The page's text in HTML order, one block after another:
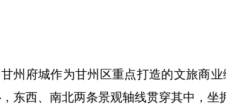
甘州府城作为甘州区重点打造的文旅商
东西、南北两条景观轴线贯穿其中，